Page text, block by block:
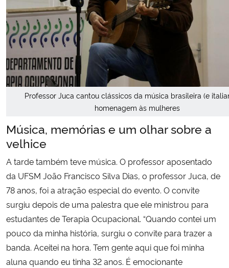
Professor Juca cantou clássicos da música brasileira (e
homenagem às mulheres
Música, memórias e um olhar sobre a
velhice
A tarde também teve música. O professor aposentado
da UFSM João Francisco Silva Dias, o professor Juca, de
78 anos, foi a atração especial do evento. O convite
surgiu depois de uma palestra que ele ministrou para
estudantes de Terapia Ocupacional. “Quando contei um
pouco da minha história, surgiu o convite para trazer a
banda. Aceitei na hora. Tem gente aqui que foi minha
aluna quando eu tinha 32 anos. É emocionante